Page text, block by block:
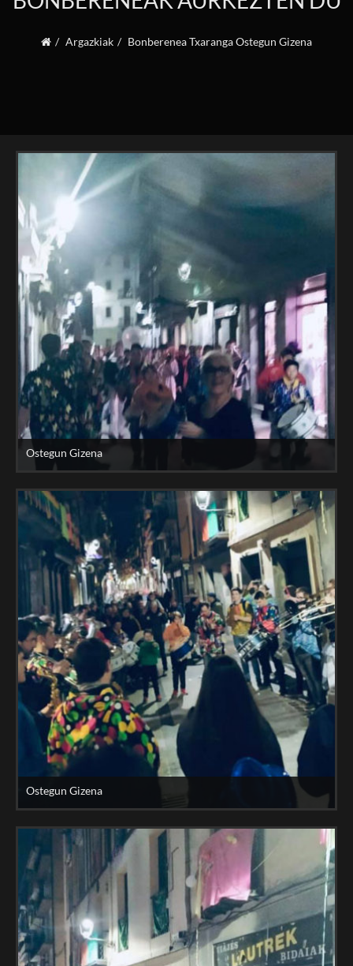
Argazkiak Bonberenea Txaranga Ostegun Gizena
Ostegun Gizena
Ostegun Gizena